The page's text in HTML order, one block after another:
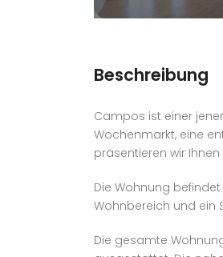
Beschreibung
Campos ist einer
Wochenmarkt, eine
präsentieren wir Ihnen
Die Wohnung
Wohnbereich und ein
Die gesamte